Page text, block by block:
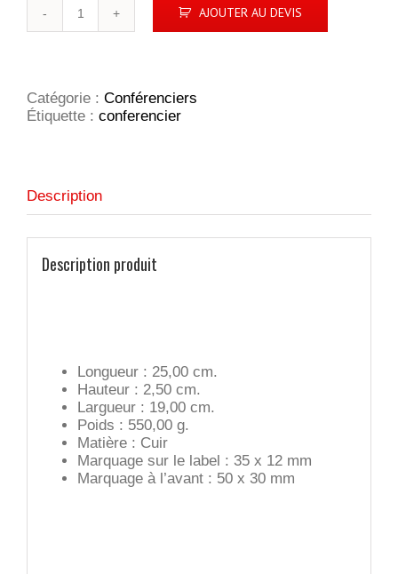
AJOUTER AU DEVIS
Catégorie : Conférenciers
Étiquette : conferencier
Description
Description produit
Longueur : 25,00 cm.
Hauteur : 2,50 cm.
Largueur : 19,00 cm.
Poids : 550,00 g.
Matière : Cuir
Marquage sur le label : 35 x 12 mm
Marquage à l’avant : 50 x 30 mm